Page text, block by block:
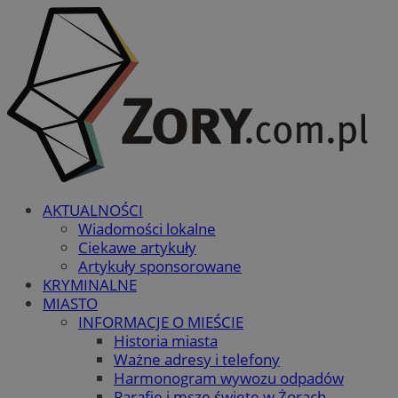
AKTUALNOŚCI
Wiadomości lokalne
Ciekawe artykuły
Artykuły sponsorowane
KRYMINALNE
MIASTO
INFORMACJE O MIEŚCIE
Historia miasta
Ważne adresy i telefony
Harmonogram wywozu odpadów